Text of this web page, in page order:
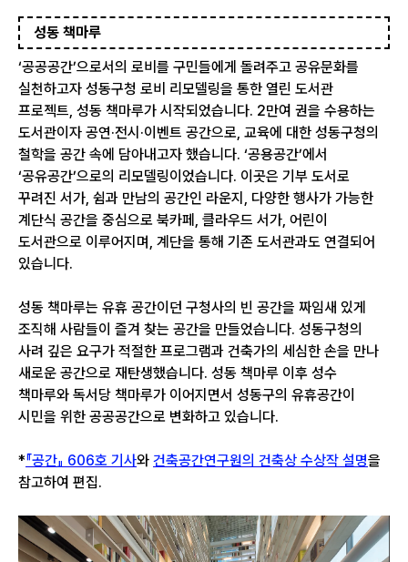
성동 책마루
‘공공공간’으로서의 로비를 구민들에게 돌려주고 공유문화를
실천하고자 성동구청 로비 리모델링을 통한 열린 도서관
프로젝트, 성동 책마루가 시작되었습니다. 2만여 권을 수용하는
도서관이자 공연·전시·이벤트 공간으로, 교육에 대한 성동구청의
철학을 공간 속에 담아내고자 했습니다. ‘공용공간’에서
‘공유공간’으로의 리모델링이었습니다. 이곳은 기부 도서로
꾸려진 서가, 쉼과 만남의 공간인 라운지, 다양한 행사가 가능한
계단식 공간을 중심으로 북카페, 클라우드 서가, 어린이
도서관으로 이루어지며, 계단을 통해 기존 도서관과도 연결되어
있습니다.
성동 책마루는 유휴 공간이던 구청사의 빈 공간을 짜임새 있게
조직해 사람들이 즐겨 찾는 공간을 만들었습니다. 성동구청의
사려 깊은 요구가 적절한 프로그램과 건축가의 세심한 손을 만나
새로운 공간으로 재탄생했습니다. 성동 책마루 이후 성수
책마루와 독서당 책마루가 이어지면서 성동구의 유휴공간이
시민을 위한 공공공간으로 변화하고 있습니다.
*『공간』 606호 기사와 건축공간연구원의 건축상 수상작 설명을
참고하여 편집.